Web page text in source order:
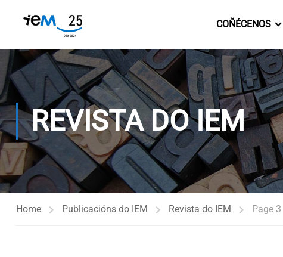
COÑÉCENOS
REVISTA DO IEM
Home Publicacións do IEM Revista do IEM Page 3